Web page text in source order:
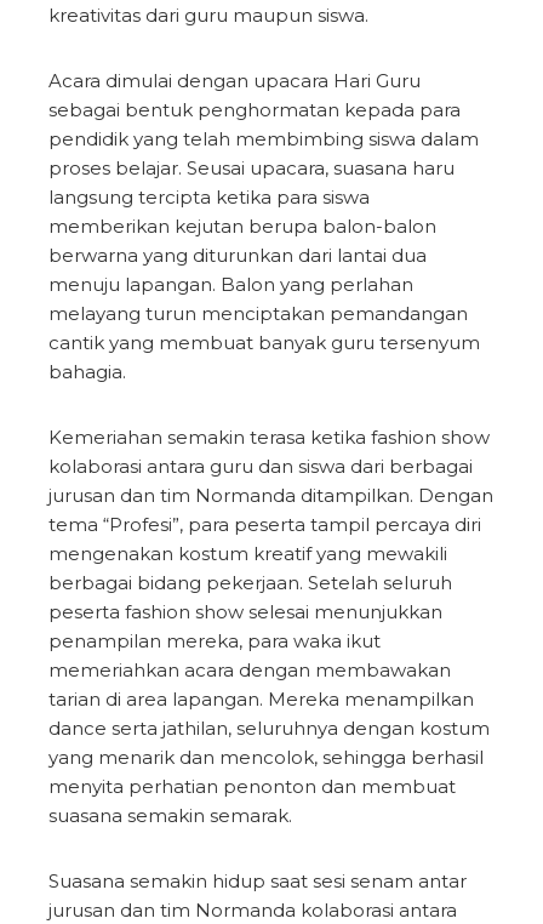
kreativitas dari guru maupun siswa.
Acara dimulai dengan upacara Hari Guru
sebagai bentuk penghormatan kepada para
pendidik yang telah membimbing siswa dalam
proses belajar. Seusai upacara, suasana haru
langsung tercipta ketika para siswa
memberikan kejutan berupa balon-balon
berwarna yang diturunkan dari lantai dua
menuju lapangan. Balon yang perlahan
melayang turun menciptakan pemandangan
cantik yang membuat banyak guru tersenyum
bahagia.
Kemeriahan semakin terasa ketika fashion show
kolaborasi antara guru dan siswa dari berbagai
jurusan dan tim Normanda ditampilkan. Dengan
tema “Profesi”, para peserta tampil percaya diri
mengenakan kostum kreatif yang mewakili
berbagai bidang pekerjaan. Setelah seluruh
peserta fashion show selesai menunjukkan
penampilan mereka, para waka ikut
memeriahkan acara dengan membawakan
tarian di area lapangan. Mereka menampilkan
dance serta jathilan, seluruhnya dengan kostum
yang menarik dan mencolok, sehingga berhasil
menyita perhatian penonton dan membuat
suasana semakin semarak.
Suasana semakin hidup saat sesi senam antar
jurusan dan tim Normanda kolaborasi antara